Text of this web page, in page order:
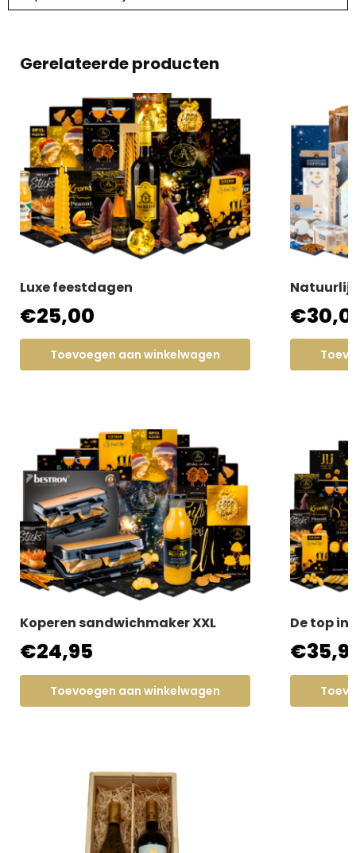
Gerelateerde producten
Luxe feestdagen
€25,00
Toevoegen aan winkelwagen
€
Koperen sandwichmaker XXL
€24,95
Toevoegen aan winkelwagen
De top in
€